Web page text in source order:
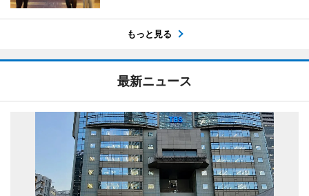
もっと見る
最新ニュース